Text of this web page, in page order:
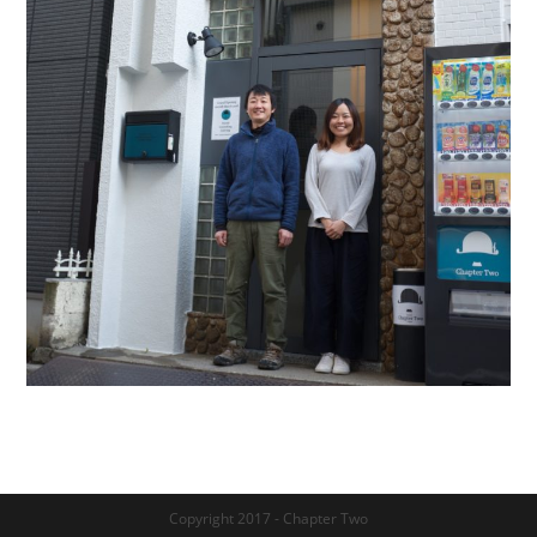
Copyright 2017 - Chapter Two